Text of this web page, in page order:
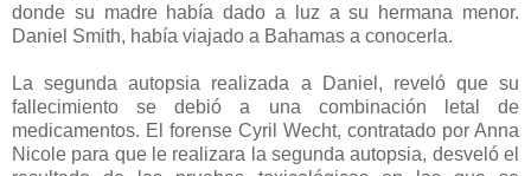
donde su madre había dado a luz a su hermana menor.
Daniel Smith, había viajado a Bahamas a conocerla.
La segunda autopsia realizada a Daniel, reveló que su
fallecimiento se debió a una combinación letal de
medicamentos. El forense Cyril Wecht, contratado por Anna
Nicole para que le realizara la segunda autopsia, desveló el